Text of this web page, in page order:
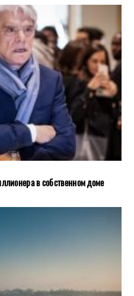
в собственном доме